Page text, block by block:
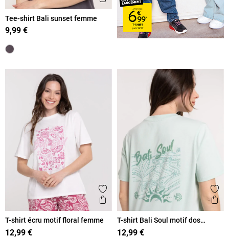
Tee-shirt Bali sunset femme
9,99 €
Ajouter aux favoris
Aperçu rapide
T-shirt écru motif floral femme
12,99 €
T-shirt Bali Soul motif dos
femme
12,99 €